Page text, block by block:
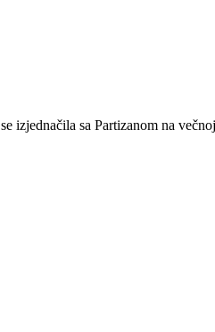
izjednačila sa Partizanom na